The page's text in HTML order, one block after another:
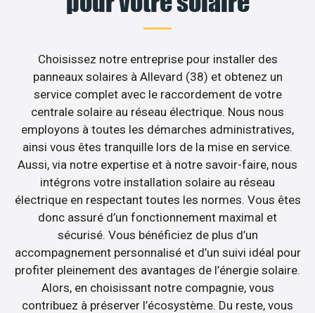
Choisissez notre entreprise pour installer des
panneaux solaires à Allevard (38) et obtenez un
service complet avec le raccordement de votre
centrale solaire au réseau électrique. Nous nous
employons à toutes les démarches administratives,
ainsi vous êtes tranquille lors de la mise en service.
Aussi, via notre expertise et à notre savoir-faire, nous
intégrons votre installation solaire au réseau
électrique en respectant toutes les normes. Vous êtes
donc assuré d’un fonctionnement maximal et
sécurisé. Vous bénéficiez de plus d’un
accompagnement personnalisé et d’un suivi idéal pour
profiter pleinement des avantages de l’énergie solaire.
Alors, en choisissant notre compagnie, vous
contribuez à préserver l’écosystème. Du reste, vous